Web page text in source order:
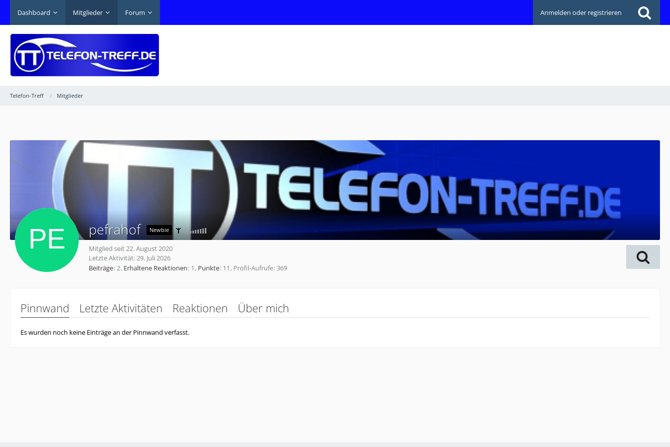
Dashboard Mitglieder Forum Anmelden oder registrieren
Telefon-Treff Mitglieder
pefrahof Newbie
Mitglied seit 22. August 2020
Letzte Aktivität:29. Juli 2026
Beiträge 2 Erhaltene Reaktionen 1 Punkte 11 Profil-Aufrufe 369
Pinnwand Letzte Aktivitäten Reaktionen Über mich
Es wurden noch keine Einträge an der Pinnwand verfasst.